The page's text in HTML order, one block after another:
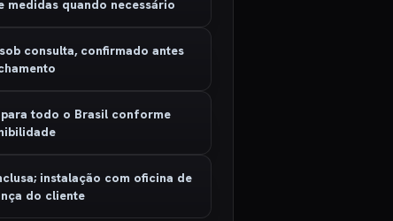
medidas quando necessário
consulta, confirmado antes
para todo o Brasil conforme
instalação com oficina de
do cliente